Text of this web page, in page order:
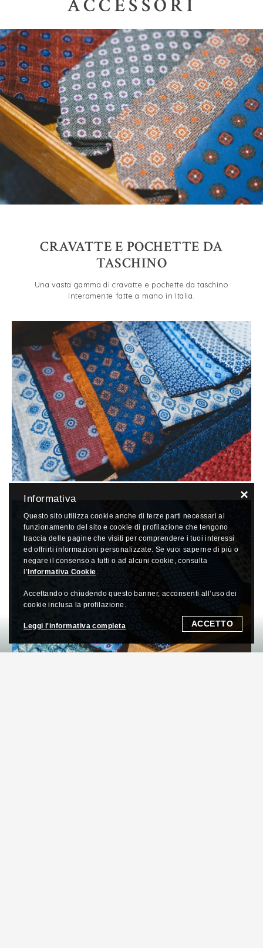
ACCESSORI
CRAVATTE E POCHETTE DA
TASCHINO
Una vasta gamma di cravatte e pochette da taschino
interamente fatte a mano in Italia.
×
Informativa
Questo sito utilizza cookie anche di terze parti necessari al
funzionamento del sito e cookie di profilazione che tengono
traccia delle pagine che visiti per comprendere i tuoi interessi
ed offrirti informazioni personalizzate. Se vuoi saperne di più o
negare il consenso a tutti o ad alcuni cookie, consulta
l’ Informativa Cookie.
Accettando o chiudendo questo banner, acconsenti all’uso dei
cookie inclusa la profilazione.
ACCETTO
Leggi l'informativa completa